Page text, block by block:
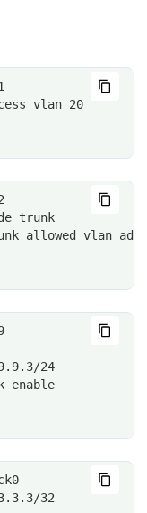
vlan 20
trunk
allowed vlan add
24
enable
32